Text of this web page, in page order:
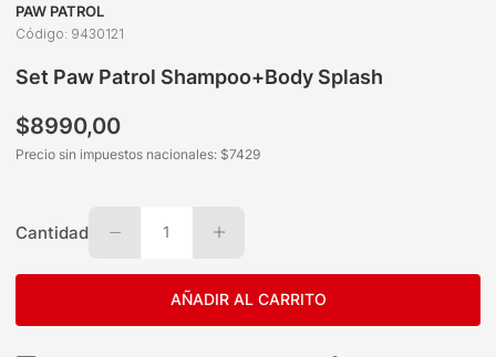
PAW PATROL
Código: 9430121
Set Paw Patrol Shampoo+Body Splash
$8990,00
Precio sin impuestos nacionales: $7429
Cantidad 1
AÑADIR AL CARRITO